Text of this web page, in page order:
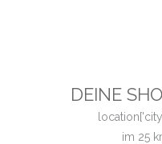
DEINE
im 25